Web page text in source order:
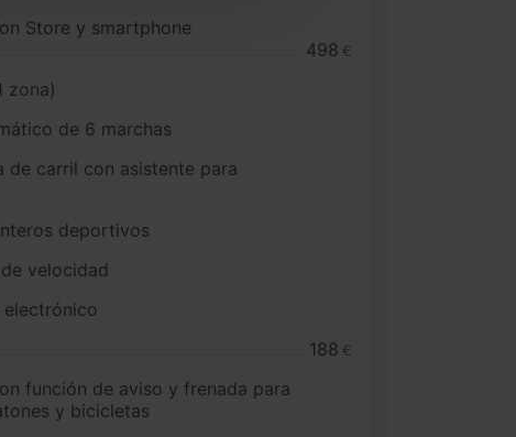
Store y smartphone
498 €
zona)
de 6 marchas
de carril con asistente para
deportivos
velocidad
188 €
función de aviso y frenada para
y bicicletas